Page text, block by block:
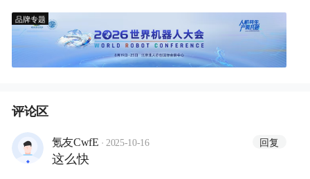
品牌专题
评论区
氪友CwfE · 2025-10-16 回复
这么快